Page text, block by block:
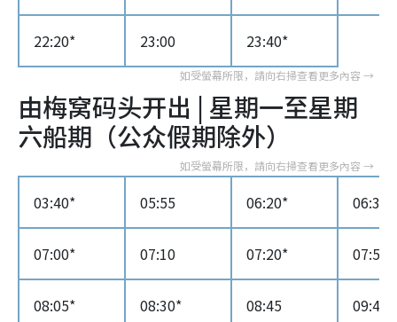
22:20* 23:00 23:40*
由梅窝码头开出 | 星期一至星期
六船期（公众假期除外）
03:40* 05:55 06:20* 06:30
07:00* 07:10 07:20* 07:50
08:05* 08:30* 08:45 09:40